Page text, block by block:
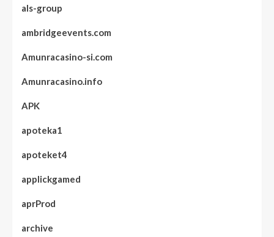
als-group
ambridgeevents.com
Amunracasino-si.com
Amunracasino.info
APK
apoteka1
apoteket4
applickgamed
aprProd
archive